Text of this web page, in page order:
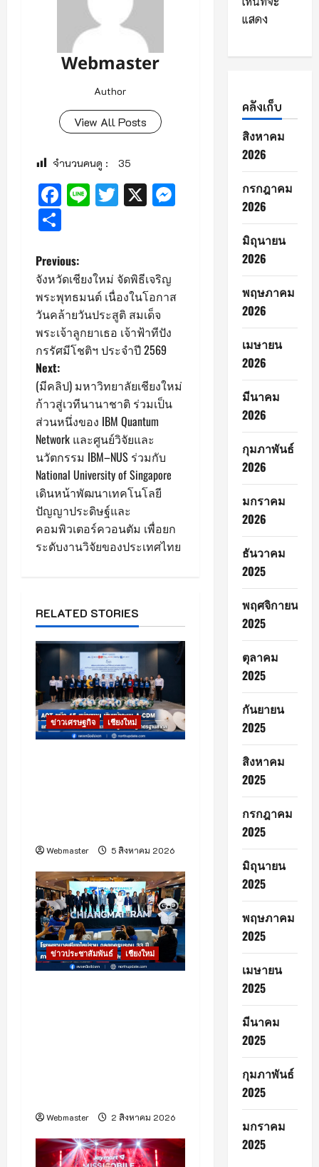
Webmaster
Author
View All Posts
จำนวนคนดู : 35
Facebook
LineTwitter
X
Messenger
P
o
s
t
n
a
v
i
g
a
o
n
Previous:
จังหวัดเชียงใหม่ จัดพิธีเจริญ
พระพุทธมนต์ เนื่องในโอกาส
วันคล้ายวันประสูติ สมเด็จ
พระเจ้าลูกยาเธอ เจ้าฟ้าทีปัง
กรรัศมีโชติฯ ประจำปี 2569
Next:
(มีคลิป) มหาวิทยาลัยเชียงใหม่
ก้าวสู่เวทีนานาชาติ ร่วมเป็น
ส่วนหนึ่งของ IBM Quantum
Network และศูนย์วิจัยและ
นวัตกรรม IBM–NUS ร่วมกับ
National University of Singapore
เดินหน้าพัฒนาเทคโนโลยี
ปัญญาประดิษฐ์และ
คอมพิวเตอร์ควอนตัม เพื่อยก
ระดับงานวิจัยของประเทศไทย
RELATED STORIES
ข่าวเศรษฐกิจ เชียงใหม่
Webmaster 5 สิงหาคม 2026
ข่าวประชาสัมพันธ์ เชียงใหม่
Webmaster 2 สิงหาคม 2026
แสดง
คลังเก็บ
สิงหาคม
2026
กรกฎาคม
2026
มิถุนายน
2026
พฤษภาคม
2026
เมษายน
2026
มีนาคม
2026
กุมภาพันธ์
2026
มกราคม
2026
ธันวาคม
2025
พฤศจิกายน
2025
ตุลาคม
2025
กันยายน
2025
สิงหาคม
2025
กรกฎาคม
2025
มิถุนายน
2025
พฤษภาคม
2025
เมษายน
2025
มีนาคม
2025
กุมภาพันธ์
2025
มกราคม
2025